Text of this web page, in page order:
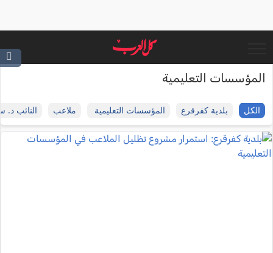
المؤسسات التعليمية
الكل بلدية كفرقرع المؤسسات التعليمية ملاعب النائب د.